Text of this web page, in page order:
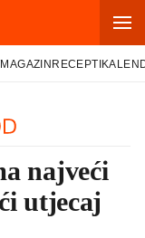
MAGAZIN RECEPTI
najveći
utjecaj